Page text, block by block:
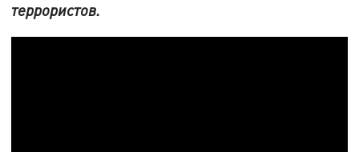
террористов.